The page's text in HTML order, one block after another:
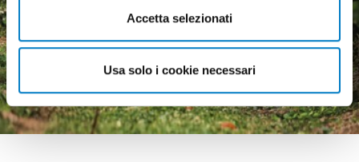
Accetta selezionati
Usa solo i cookie necessari
Agricultural machinery, a
growing market but
economic uncertainty
weighs heavily